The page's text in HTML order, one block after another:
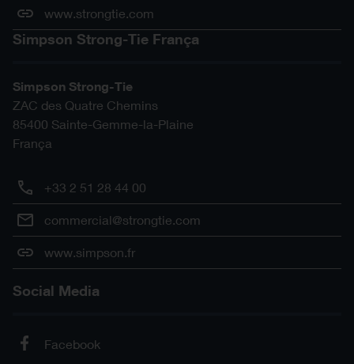
www.strongtie.com
Simpson Strong-Tie França
Simpson Strong-Tie
ZAC des Quatre Chemins
85400 Sainte-Gemme-la-Plaine
França
+33 2 51 28 44 00
commercial@strongtie.com
www.simpson.fr
Social Media
Facebook